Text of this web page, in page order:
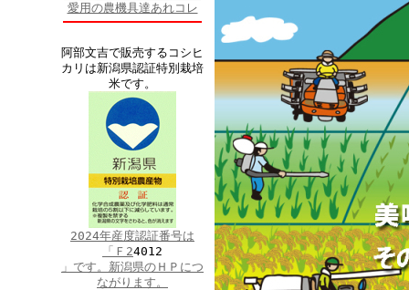
愛用の農機具達あれコレ
阿部文吉で販売するコシヒ
カリは新潟県認証特別栽培
米です。
2024年産度認証番号は
「Ｆ24012
」です。新潟県のＨＰにつ
ながります。